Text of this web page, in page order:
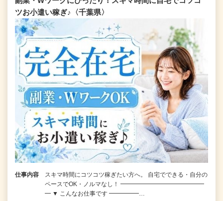
ツお小遣い稼ぎ♪〈千葉県〉
仕事内容
スキマ時間にコツコツ稼ぎたい方へ。 自宅でできる・自分の
ペースでOK・ノルマなし！ ━━━━━━━━━━━━━━
━ ▼ こんなお仕事です ━━━━━…